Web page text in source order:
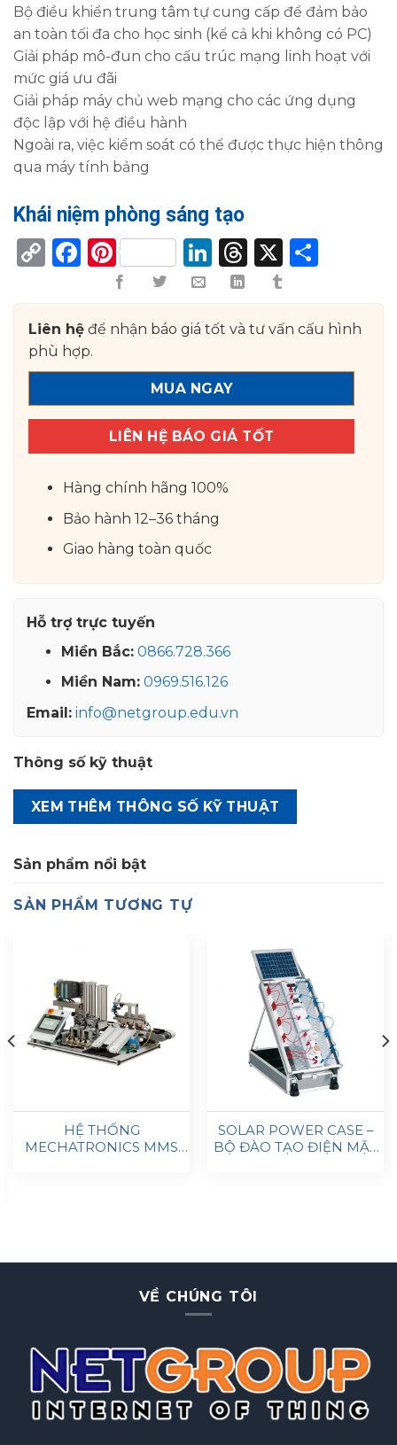
Bộ điều khiển trung tâm tự cung cấp để đảm bảo
an toàn tối đa cho học sinh (kể cả khi không có PC)
Giải pháp mô-đun cho cấu trúc mạng linh hoạt với
mức giá ưu đãi
Giải pháp máy chủ web mạng cho các ứng dụng
độc lập với hệ điều hành
Ngoài ra, việc kiểm soát có thể được thực hiện thông
qua máy tính bảng
Khái niệm phòng sáng tạo
CopyFacebook
PinterestLinkedIn
Threads
X
Liên hệ để nhận báo giá tốt và tư vấn cấu hình
phù hợp.
MUA NGAY
LIÊN HỆ BÁO GIÁ TỐT
Hàng chính hãng 100%
Bảo hành 12–36 tháng
Giao hàng toàn quốc
Hỗ trợ trực tuyến
Miền Bắc: 0866.728.366
Miền Nam: 0969.516.126
Email: info@netgroup.edu.vn
Thông số kỹ thuật
XEM THÊM THÔNG SỐ KỸ THUẬT
Sản phẩm nổi bật
SẢN PHẨM TƯƠNG TỰ
HỆ THỐNG
MECHATRONICS MMS
SOLAR POWER CASE –
BỘ ĐÀO TẠO ĐIỆN MẶT
VỀ CHÚNG TÔI